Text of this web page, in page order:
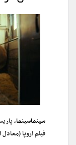
سینماسینما،
فیلم اروپا